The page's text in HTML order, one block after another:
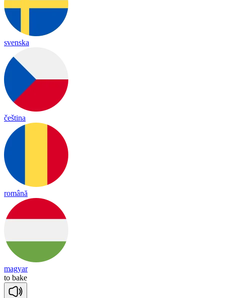
svenska
čeština
română
magyar
to bake